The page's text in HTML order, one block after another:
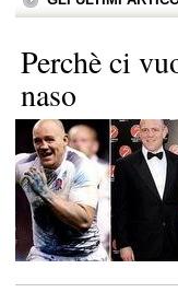
Perchè ci
naso